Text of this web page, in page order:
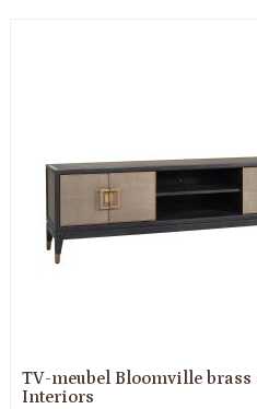
TV-meubel Bloomville
Interiors